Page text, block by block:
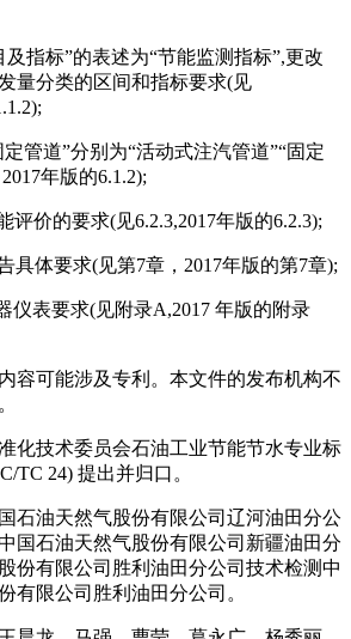
指标”的表述为“节能监测指标”,更改
量分类的区间和指标要求(见
管道”分别为“活动式注汽管道”“固定
年版的6.1.2);
评价的要求(见6.2.3,2017年版的6.2.3);
具体要求(见第7章，2017年版的第7章);
仪表要求(见附录A,2017 年版的附录
容可能涉及专利。本文件的发布机构不
化技术委员会石油工业节能节水专业标
TC 24) 提出并归口。
石油天然气股份有限公司辽河油田分公
国石油天然气股份有限公司新疆油田分
份有限公司胜利油田分公司技术检测中
有限公司胜利油田分公司。